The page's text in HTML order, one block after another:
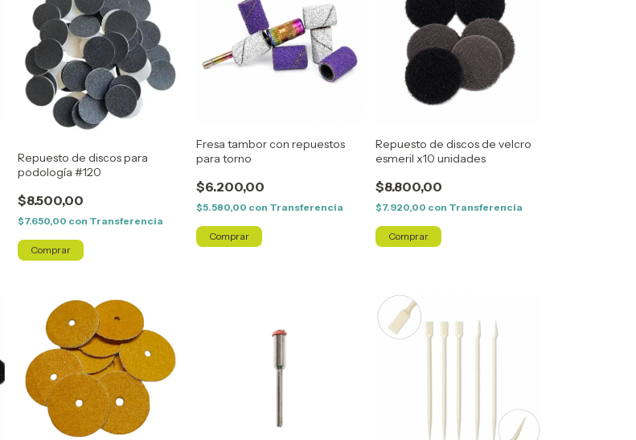
Repuesto de discos para
podología #120
$8.500,00
$7.650,00 con Transferencia
Fresa tambor con repuestos
para torno
$6.200,00
$5.580,00 con Transferencia
Repuesto de discos de velcro
esmeril x10 unidades
$8.800,00
$7.920,00 con Transferencia